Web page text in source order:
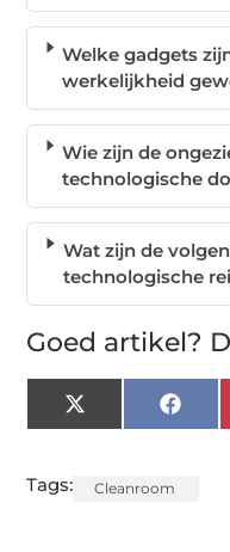
Welke gadgets
werkelijkheid
Wie zijn de
technologische
Wat zijn de
technologische
Goed artikel?
X
(Twitter)
Tags: Cleanroom